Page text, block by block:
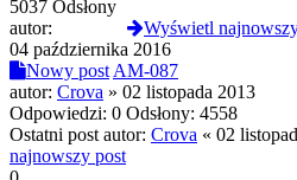
5037 Odsłony
autor:
Wyświetl
04 października 2016
Nowy post AM-087
autor: Crova » 02 listopada 2013
Odpowiedzi: 0 Odsłony: 4558
Ostatni post autor: Crova « 02
najnowszy post